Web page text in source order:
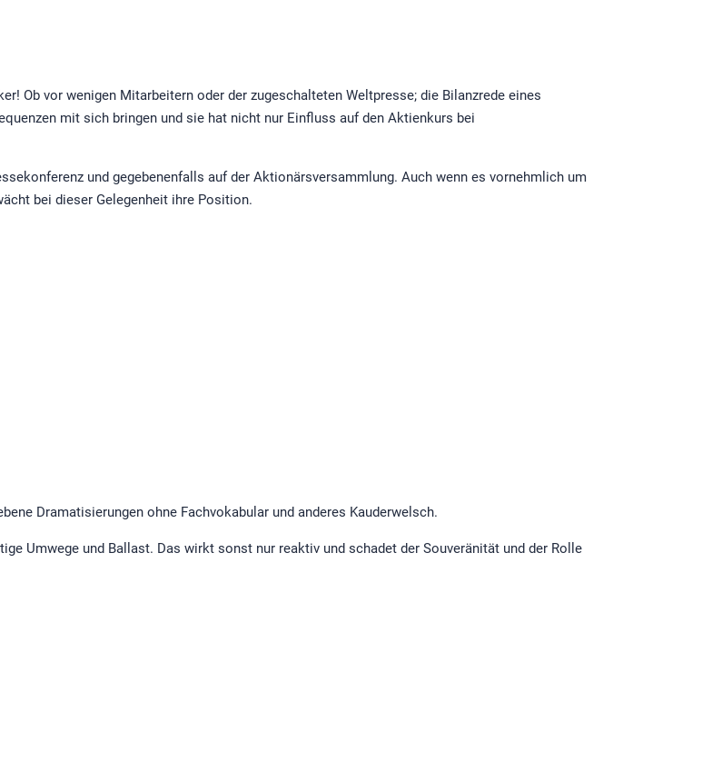
Ob vor wenigen Mitarbeitern oder der zugeschalteten Weltpresse; die Bilanzrede eines
mit sich bringen und sie hat nicht nur Einfluss auf den Aktienkurs bei
und gegebenenfalls auf der Aktionärsversammlung. Auch wenn es vornehmlich um
bei dieser Gelegenheit ihre Position.
Dramatisierungen ohne Fachvokabular und anderes Kauderwelsch.
Umwege und Ballast. Das wirkt sonst nur reaktiv und schadet der Souveränität und der Rolle